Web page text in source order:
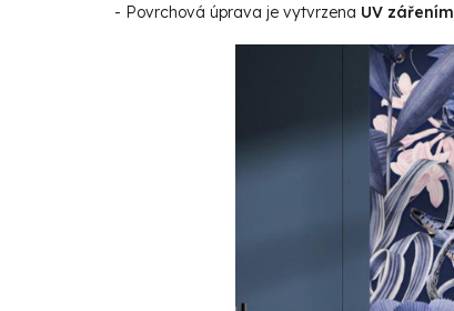
- Povrchová úprava je vytvrzena UV zářením